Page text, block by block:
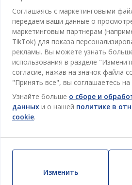
Гостиная
Столовая
Хранение
Шторы
Товары для дома
Магазины и часы работы
Акции
Пользовательское соглашение
Гарантия на продукт
Политика конфиденциальности
Скидочная карта
Преимущества для клиентов
JYSK
Про JYSK
JYSK.com
Пресса
Вакансии
Новостная рассылка
Вдохновение
JYSK BUSINESS TO BUSINESS
Полезные ссылки
Устойчивое развитие
ОФИС
TAROL-DD S.R.L. ул.Юбилейная, 41A
Республика Молдова
JYSK BUSINESS TO BUSINESS (B2B)
Продажи и работа с юридическими
Телефон: 060 531 531
E-mail: jysk@jysk.md
JYSK ОБСЛУЖИВАНИЕ КЛИЕНТОВ
Контактный центр для клиентов
Телефон: 022 022 030
E-mail: support@jysk.md
Следите за Jysk
Соглашаясь с маркетинговыми
передаем ваши данные о
маркетинговым партнерам
TikTok) для показа
рекламы. Вы можете узнать
использования в разделе
согласие, нажав на значок файла
"Принять все", вы соглашаетесь на
Узнайте больше о сборе и
данных и о нашей политике в
cookie.
Изменить